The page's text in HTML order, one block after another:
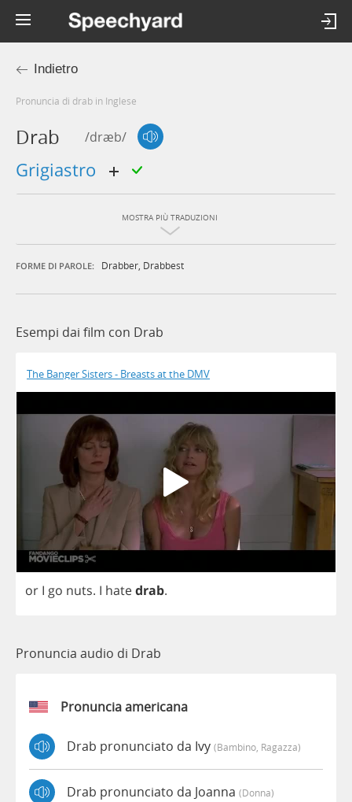
Indietro
Pronuncia di drab in Inglese
Drab /dræb/
grigiastro
MOSTRA PIÙ TRADUZIONI
FORME DI PAROLE: Drabber, Drabbest
Esempi dai film con Drab
The Banger Sisters - Breasts at the DMV
or I go nuts. I hatedrab.
Pronuncia audio di Drab
Pronuncia americana
Drab pronunciato da Ivy (bambino, Ragazza)
Drab pronunciato da Joanna (donna)